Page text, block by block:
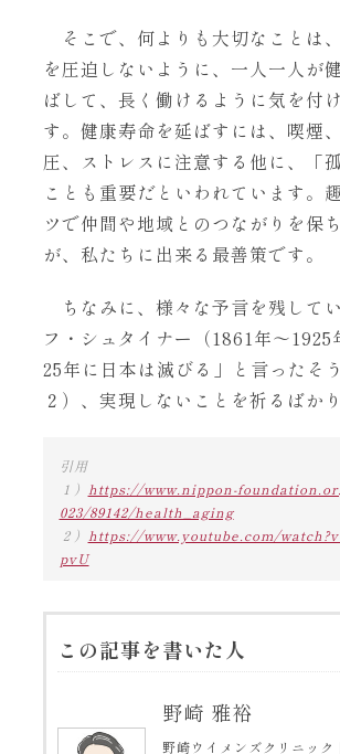
そこで、何よりも大切なことは
を圧迫しないように、一人一人が
ばして、長く働けるように気を付
す。健康寿命を延ばすには、喫煙
圧、ストレスに注意する他に、「
ことも重要だといわれています。
ツで仲間や地域とのつながりを保
が、私たちに出来る最善策です。
ちなみに、様々な予言を残して
フ・シュタイナー（1861年〜1925
25年に日本は滅びる」と言ったそ
２）、実現しないことを祈るばかり
引用
１） https://www.nippon-
023/89142/health_aging
２） https://www.youtube.com/
pvU
この記事を書いた人
野崎 雅裕
野崎ウイメンズクリニック